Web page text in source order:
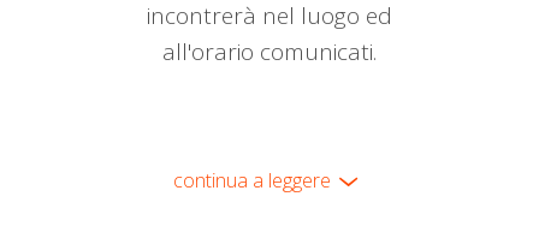
incontrerà nel luogo ed
all'orario comunicati.
continua a leggere